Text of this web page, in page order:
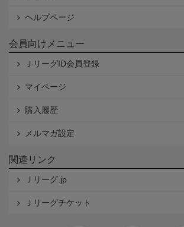
ヘルプページ
会員向けメニュー
ＪリーグID会員登録
マイページ
購入履歴
メルマガ設定
関連リンク
Ｊリーグ.jp
Ｊリーグチケット